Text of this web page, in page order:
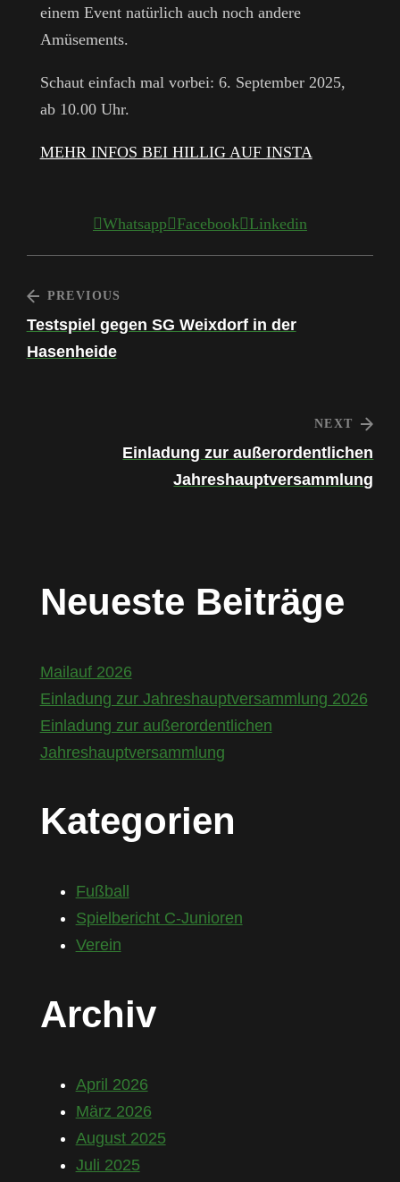
einem Event natürlich auch noch andere
Amüsements.
Schaut einfach mal vorbei: 6. September 2025,
ab 10.00 Uhr.
MEHR INFOS BEI HILLIG AUF INSTA
Whatsapp Facebook Linkedin
PREVIOUS
Testspiel gegen SG Weixdorf in der
Hasenheide
NEXT
Einladung zur außerordentlichen
Jahreshauptversammlung
Neueste Beiträge
Mailauf 2026
Einladung zur Jahreshauptversammlung 2026
Einladung zur außerordentlichen
Jahreshauptversammlung
Kategorien
Fußball
Spielbericht C-Junioren
Verein
Archiv
April 2026
März 2026
August 2025
Juli 2025